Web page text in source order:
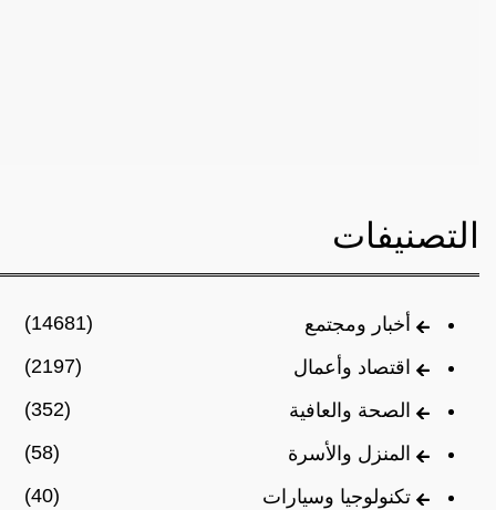
التصنيفات
أخبار ومجتمع
(14681)
اقتصاد وأعمال
(2197)
الصحة والعافية
(352)
المنزل والأسرة
(58)
تكنولوجيا وسيارات
(40)